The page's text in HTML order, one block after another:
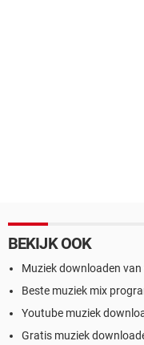
BEKIJK OOK
Muziek downloaden
Beste muziek mix
Youtube muziek
Gratis muziek